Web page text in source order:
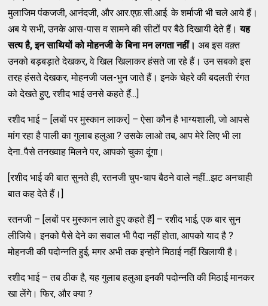
मुलाजिम पंकजजी, आनंदजी, और आर.एफ़.सी.आई. के शर्माजी भी चले आये हैं।
अब ये सभी, उनके आस-पास व सामने की सीटों पर बैठे दिखायी देते हैं।यह
सत्य है, इन साथियों को मोहनजी के बिना मन लगता नहीं। अब इस वक़्त
उनको बड़बड़ाते देखकर, वे खिल खिलाकर हंसते जा रहे हैं। उन सबको इस
तरह हंसते देखकर, मोहनजी जल-भुन जाते हैं। इनके चेहरे की बदलती रंगत
को देखते हुए, रशीद भाई उनसे कहते हैं...]
रशीद भाई – [लबों पर मुस्कान लाकर] – ऐसा कौन है भाग्यशाली, जो आपसे
मांग रहा है पाली का गुलाब हलुआ ? उसके लाओ तब, आप मेरे लिए भी ला
देना..पैसे तनख्वाह मिलने पर, आपको चुका दूंगा।
[रशीद भाई की बात सुनते ही, रतनजी चुप-चाप बैठने वाले नहीं...झट अनचाही
बात कह देते हैं।]
रतनजी – [लबों पर मुस्कान लाते हुए कहते हैं] – रशीद भाई, एक बार सुन
लीजिये। इनको पैसे देने का सवाल भी पैदा नहीं होता, आपको याद है ?
मोहनजी की पदोन्नति हुई, मगर अभी तक इन्होने मिठाई नहीं खिलायी है।
रशीद भाई – तब ठीक है, यह गुलाब हलुआ इनकी पदोन्नति की मिठाई मानकर
खा लेंगे। फिर, और क्या ?